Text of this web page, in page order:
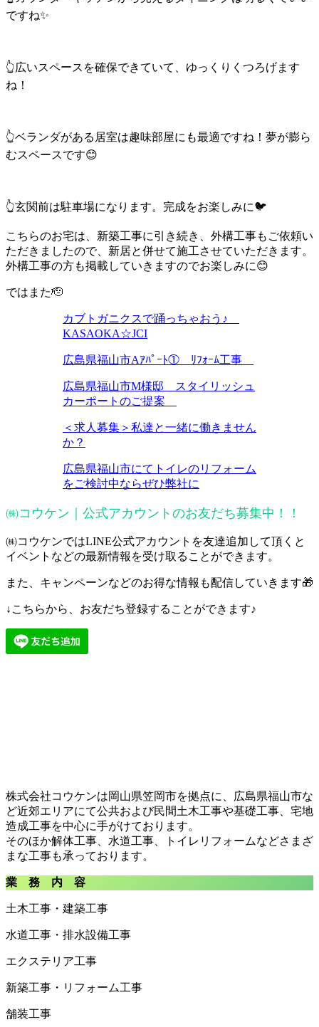
ですね✨
👆広いスペースを確保できていて、ゆっくりくつろげます
ね！
👆ベランダがある居室は趣味部屋にも最適ですね！夢が膨ら
むスペースです😊
👆玄関前は駐車場になります。完成をお楽しみに🐦
こちらのお宅は、新築工事に引き続き、外構工事もご依頼い
ただきましたので、新居と併せて施工させていただきます。
外構工事の方も掲載していきますのでお楽しみに😊
ではまた🫡
カブトガニクスで踊っちゃおう♪
KASAOKA☆JCI
広島県福山市Aｱﾊﾟｰﾄ① ﾘﾌｫｰﾑ工事
広島県福山市M様邸 スタイリッシュ
カーポートのご提案
＜求人募集＞私達と一緒に働きません
か？
広島県福山市にてトイレのリフォーム
をご検討中ならぜひ弊社に
㈱コウケン｜公式アカウントのお友だち募集中！！
㈱コウケンではLINE公式アカウントを友達追加して頂くと
イベントなどの最新情報を受け取ることができます。
また、キャンペーンなどのお得な情報も配信していきます🎁
↓こちらから、お友だち登録することができます♪
株式会社コウケンは岡山県笠岡市を拠点に、広島県福山市な
ど近郊エリアにて公共および民間土木工事や基礎工事、宅地
造成工事を中心に手がけております。
そのほか解体工事、水道工事、トイレリフォームなどさまざ
まな工事も承っております。
業 務 内 容
土木工事・建築工事
水道工事・排水設備工事
エクステリア工事
新築工事・リフォーム工事
舗装工事